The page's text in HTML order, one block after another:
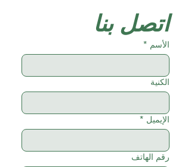
اتصل بنا
الأسم *
الكنية
الإيميل *
رقم الهاتف